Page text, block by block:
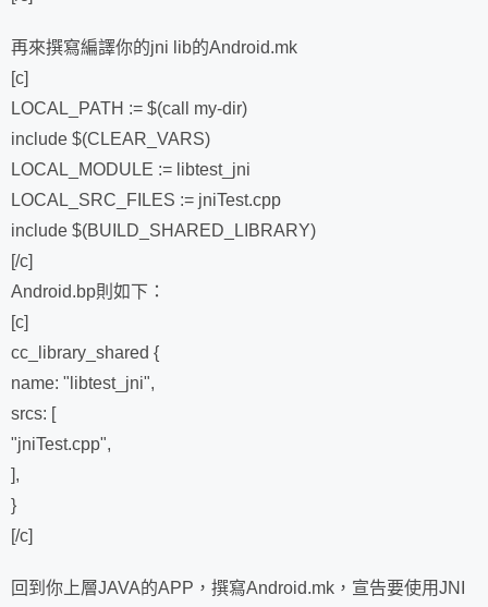
再來撰寫編譯你的jni lib的Android.mk
[c]
LOCAL_PATH := $(call my-dir)
include $(CLEAR_VARS)
LOCAL_MODULE := libtest_jni
LOCAL_SRC_FILES := jniTest.cpp
include $(BUILD_SHARED_LIBRARY)
[/c]
Android.bp則如下：
[c]
cc_library_shared {
name: "libtest_jni",
srcs: [
"jniTest.cpp",
],
}
[/c]
回到你上層JAVA的APP，撰寫Android.mk，宣告要使用JNI